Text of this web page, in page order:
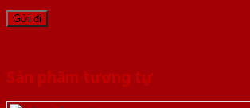
Sản phẩm tương tự